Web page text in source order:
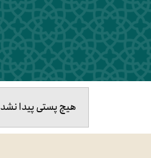
هیچ پستی پیدا نشد